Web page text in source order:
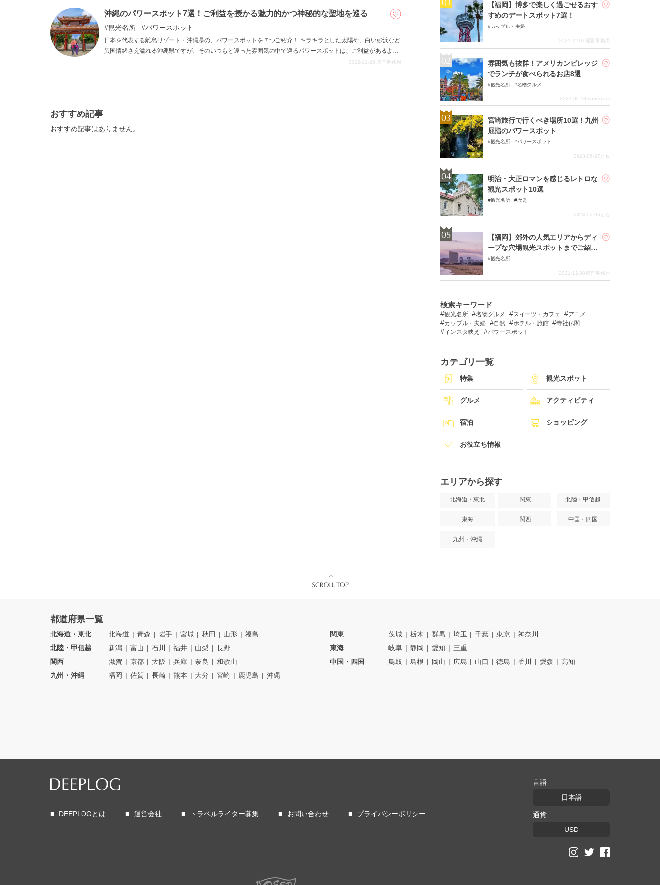
沖縄のパワースポット7選！ご利益を授かる魅力的かつ神秘的な聖地を巡る
観光名所 パワースポット
日本を代表する離島リゾート・沖縄県の、パワースポットを７つご紹介！ キラキラとした太陽や、白い砂浜など
異国情緒さえ溢れる沖縄県ですが、そのいつもと違った雰囲気の中で巡るパワースポットは、ご利益があるよう
な気になってしまいます。 沖縄県が秘める神秘的な魅力に触れ、日頃へのチャージを行ってみてください。
2022-11-28 運営事務局
おすすめ記事
おすすめ記事はありません。
【福岡】博多で楽しく過ごせるおす
すめのデートスポット7選！
カップル・夫婦
2021-12-01 運営事務局
雰囲気も抜群！アメリカンビレッジ
でランチが食べられるお店8選
観光名所 名物グルメ
2023-08-18monemoni
宮崎旅行で行くべき場所10選！九州
屈指のパワースポット
観光名所 パワースポット
2023-06-27 とも
明治・大正ロマンを感じるレトロな
観光スポット10選
観光名所 歴史
2024-02-06 とも
【福岡】郊外の人気エリアからディ
ープな穴場観光スポットまでご紹
介！
観光名所
2021-11-30運営事務局
検索キーワード
観光名所 名物グルメ スイーツ・カフェ
アニメ
カップル・夫婦
自然 ホテル・旅館
寺社仏閣
インスタ映え
パワースポット
カテゴリ一覧
特集 観光スポット
グルメ アクティビティ
宿泊 ショッピング
お役立ち情報
エリアから探す
北海道・東北 関東 北陸・甲信越
東海 関西 中国・四国
九州・沖縄
都道府県一覧
北海道・東北 北海道 青森 岩手 宮城 秋田 山形 福島 関東 茨城 栃木 群馬 埼玉 千葉 東京
神奈川
北陸・甲信越
新潟 富山 石川 福井 山梨 長野 東海 岐阜 静岡 愛知
三重
関西
滋賀 京都 大阪 兵庫 奈良 和歌山 中国・四国 鳥取 島根 岡山 広島 山口 徳島 香川 愛媛
高知
九州・沖縄
福岡 佐賀 長崎 熊本 大分 宮崎 鹿児島 沖縄
DEEPLOGとは 運営会社 トラベルライター募集 お問い合わせ プライバシーポリシー
言語
日本語
通貨
USD